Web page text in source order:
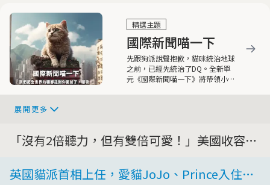
精選主題
國際新聞喵一下
先跟狗派說聲抱歉，貓咪統治地球
之前，已經先統治了DQ。全新單
元《國際新聞喵一下》將帶領小隊
展開更多
「沒有2倍聽力，但有雙倍可愛！」美國收容所
找到超稀有四耳貓咪Audio
英國貓派首相上任，愛貓JoJo、Prince入住唐